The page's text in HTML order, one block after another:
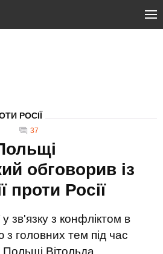
РОСІЇ
37
обговорив із
проти Росії
у зв'язку з конфліктом в
з головних тем під час
Польщі Вітольда